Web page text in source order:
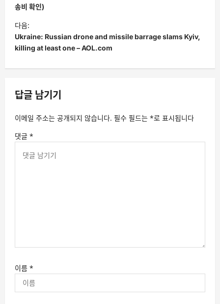
색
송비 확인)
다음:
Ukraine: Russian drone and missile barrage slams Kyiv,
killing at least one – AOL.com
답글 남기기
이메일 주소는 공개되지 않습니다. 필수 필드는 *로 표시됩니다
댓글 *
이름 *